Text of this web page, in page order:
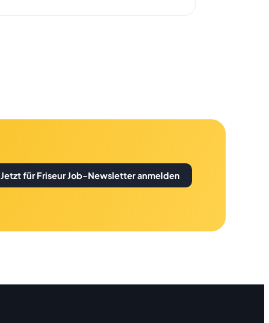
Jetzt für Friseur Job-Newsletter anmelden